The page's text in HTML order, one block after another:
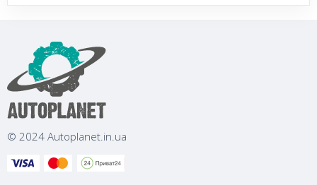
© 2024 Autoplanet.in.ua